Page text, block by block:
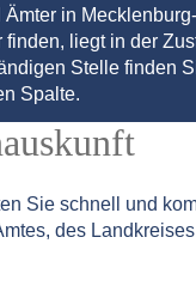
in
liegt in der
Stelle finden
Spalte.
Sie schnell und
des